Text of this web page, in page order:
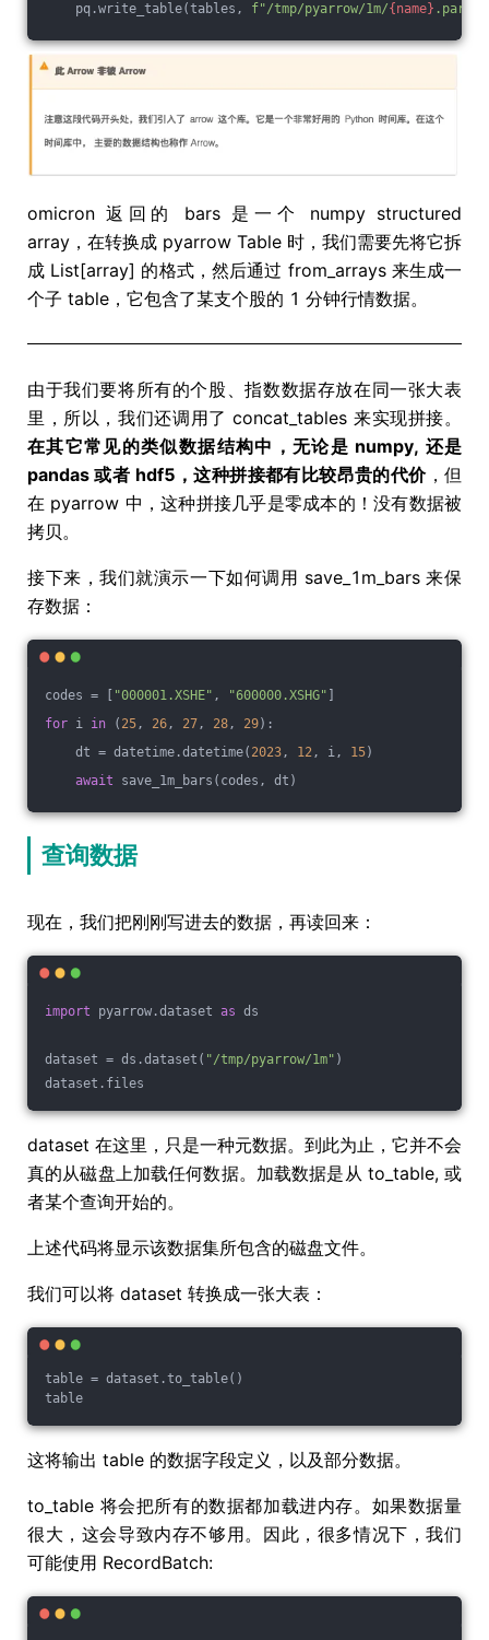
    pq.write_table(tables,
f"/tmp/pyarrow/1m/{name}
omicron 返回的 bars 是一个 numpy structured
array，在转换成 pyarrow Table 时，我们需要先将它拆
成 List[array] 的格式，然后通过 from_arrays 来生成一
个子 table，它包含了某支个股的 1 分钟行情数据。
由于我们要将所有的个股、指数数据存放在同一张大表
里，所以，我们还调用了 concat_tables 来实现拼接。
在其它常见的类似数据结构中，无论是 numpy, 还是
pandas 或者 hdf5，这种拼接都有比较昂贵的代价，但
在 pyarrow 中，这种拼接几乎是零成本的！没有数据被
拷贝。
接下来，我们就演示一下如何调用 save_1m_bars 来保
存数据：
codes = [ "000001.XSHE" , "600000.XSHG" ]
for i in ( 25 , 26 , 27 , 28 , 29):
    dt = datetime.datetime(
2023 , 12 , i, 15)
await save_1m_bars(codes, dt)
查询数据
现在，我们把刚刚写进去的数据，再读回来：
import pyarrow.dataset as ds
dataset = ds.dataset( "/tmp/pyarrow/1m" )
dataset.files
dataset 在这里，只是一种元数据。到此为止，它并不会
真的从磁盘上加载任何数据。加载数据是从 to_table, 或
者某个查询开始的。
上述代码将显示该数据集所包含的磁盘文件。
我们可以将 dataset 转换成一张大表：
table = dataset.to_table()
table
这将输出 table 的数据字段定义，以及部分数据。
to_table 将会把所有的数据都加载进内存。如果数据量
很大，这会导致内存不够用。因此，很多情况下，我们
可能使用 RecordBatch: